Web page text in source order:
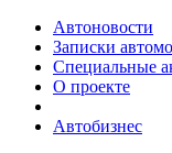
Автоновости
Записки
Специальные
О проекте
Автобизнес